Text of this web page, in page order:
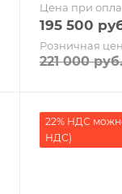
Цена при
195 500
Розничная
221 000руб.
22% НДС
НДС)